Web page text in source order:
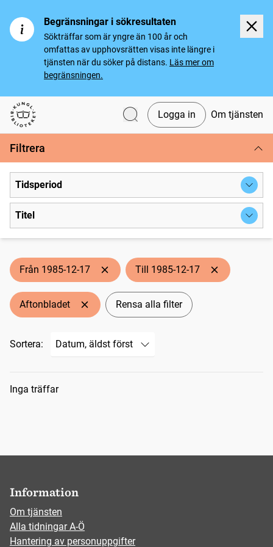
Begränsningar i sökresultaten
Sökträffar som är yngre än 100 år och
omfattas av upphovsrätten visas inte längre i
tjänsten när du söker på distans. Läs mer om
begränsningen.
Svenska tidningar
Logga in Om tjänsten
Filtrera
Tidsperiod
Titel
Från 1985-12-17 Till 1985-12-17
Aftonbladet Rensa alla filter
Sortera:
Sökresultat
Inga träffar
Information
Om tjänsten
Alla tidningar A-Ö
Hantering av personuppgifter